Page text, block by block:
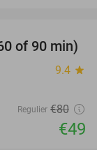
39%
of 90 min)
9.4 star
Regulier €80
€49